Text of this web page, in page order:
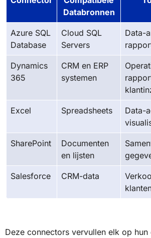
Databronnen
Azure SQL
Database
Cloud SQL
Servers
Data-
Dynamics
365
CRM en ERP
systemen
Excel Spreadsheets
Data-
SharePoint
Documenten
en lijsten
Salesforce CRM-data
Deze connectors vervullen elk op hun